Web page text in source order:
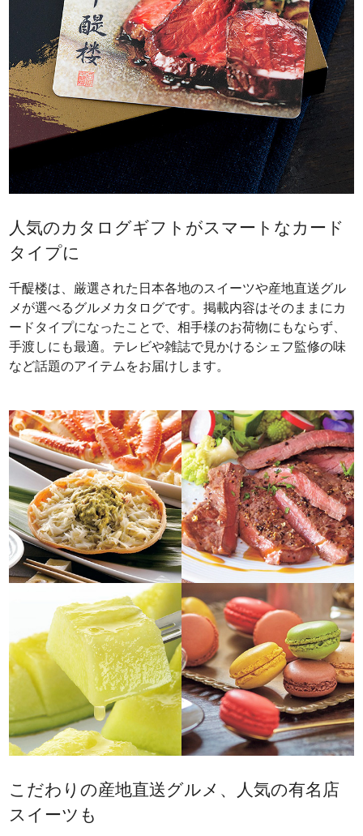
人気のカタログギフトがスマートなカード
タイプに
千醍楼は、厳選された日本各地のスイーツや産地直送グル
メが選べるグルメカタログです。掲載内容はそのままにカ
ードタイプになったことで、相手様のお荷物にもならず、
手渡しにも最適。テレビや雑誌で見かけるシェフ監修の味
など話題のアイテムをお届けします。
こだわりの産地直送グルメ、人気の有名店
スイーツも